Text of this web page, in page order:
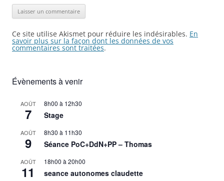
Ce site utilise Akismet pour réduire les indésirables. En
savoir plus sur la façon dont les données de vos
commentaires sont traitées.
Évènements à venir
AOÛT
7
8h00 à 12h30
Stage
AOÛT
9
8h30 à 11h30
Séance PoC+DdN+PP – Thomas
AOÛT
11
18h00 à20h00
seance autonomes claudette